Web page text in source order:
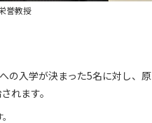
誉教授
の入学が決まった5名に対し、原
れます。